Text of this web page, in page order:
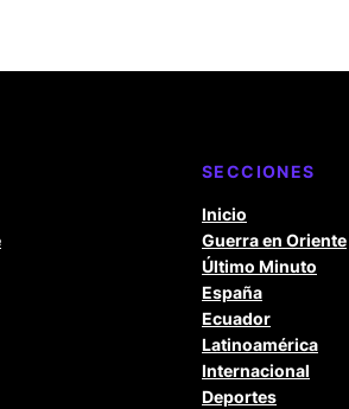
SECCIONES
Inicio
Guerra en Oriente
Último Minuto
España
Ecuador
Latinoamérica
Internacional
Deportes